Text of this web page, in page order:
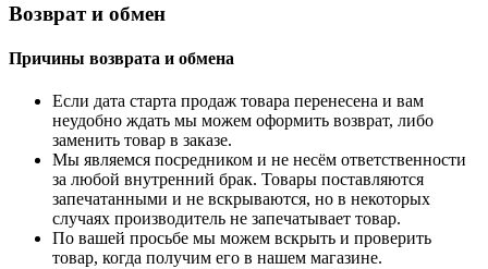
Возврат и обмен
Причины возврата и обмена
Если дата старта продаж товара перенесена и вам
неудобно ждать мы можем оформить возврат, либо
заменить товар в заказе.
Мы являемся посредником и не несём ответственности
за любой внутренний брак. Товары поставляются
запечатанными и не вскрываются, но в некоторых
случаях производитель не запечатывает товар.
По вашей просьбе мы можем вскрыть и проверить
товар, когда получим его в нашем магазине.